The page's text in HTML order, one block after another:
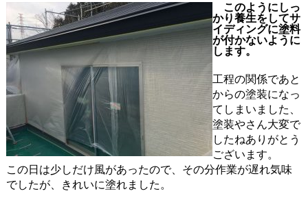
このようにしっ
かり養生をしてサ
イディングに塗料
が付かないように
します。
工程の関係であと
からの塗装になっ
てしまいました、
塗装やさん大変で
したねありがとう
ございます。
この日は少しだけ風があったので、その分作業が遅れ気味
でしたが、きれいに塗れました。